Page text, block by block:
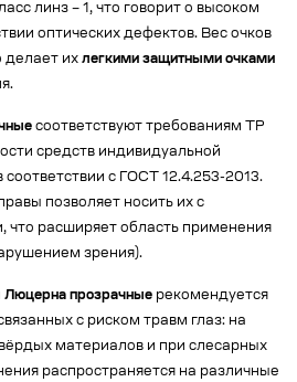
линз – 1, что говорит о высоком
оптических дефектов. Вес очков
делает их легкими защитными очками
соответствуют требованиям ТР
средств индивидуальной
с ГОСТ 12.4.253-2013.
позволяет носить их с
что расширяет область применения
зрения).
Люцерна прозрачные рекомендуется
с риском травм глаз: на
материалов и при слесарных
распространяется на различные